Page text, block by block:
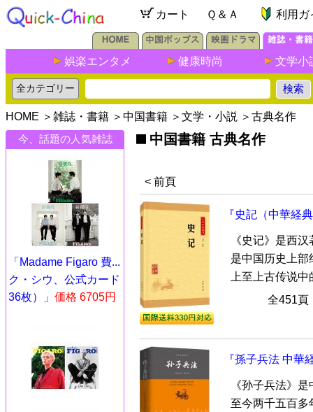
カート Ｑ＆Ａ 利用ガ
娯楽エンタメ 健康時尚 文学小
HOME ＞ 雑誌・書籍 ＞ 中国書籍 ＞ 文学・小説 ＞ 古典名作
今、話題の人気雑誌
「Madame Figaro 費...
ク・シウ、公式カード
36枚）」 価格 6705円
中国書籍 古典名作
< 前頁
『史記（中華経
《史记》是西
是中国历史上部
上至上古传说中
全451
『孫子兵法 中華
《孙子兵法》
至今两千五百多